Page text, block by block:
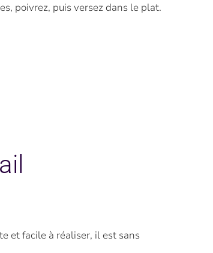
poivrez, puis versez dans le plat.
et facile à réaliser, il est sans